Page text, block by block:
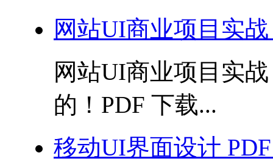
网站UI商业项目实
网站UI商业项目实
的！PDF 下载...
移动UI界面设计